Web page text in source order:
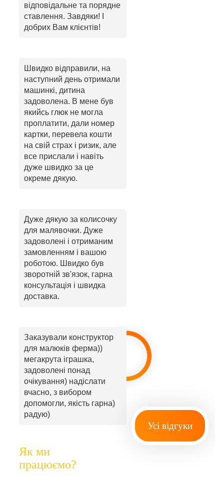
відповідальне та порядне
ставлення. Завдяки! І
добрих Вам клієнтів!
Швидко відправили, на
наступний день отримали
машинкі, дитина
задоволена. В мене був
якийсь глюк не могла
проплатити, дали номер
картки, перевела кошти
на свій страх і ризик, але
все прислали і навіть
дуже швидко за це
окреме дякую.
Дуже дякую за колисочку
для малявочки. Дуже
задоволені і отриманим
замовленням і вашою
роботою. Швидко був
зворотній зв'язок, гарна
консультація і швидка
доставка.
Заказували конструктор
для малюків ферма))
мегакрута іграшка,
задоволені понад
очікування) надіслати
вчасно, з вибором
допомогли, якість гарна)
радую)
Усі відгуки
Як ми
працюємо?